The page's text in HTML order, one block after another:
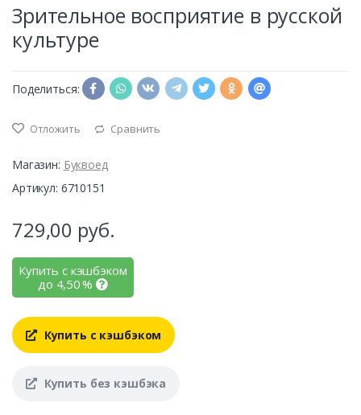
Зрительное восприятие в русской
культуре
Поделиться:
Отложить Сравнить
Магазин: Буквоед
Артикул: 6710151
729,00 руб.
Купить с кэшбэком
до 4,50%
Купить с кэшбэком
Купить без кэшбэка